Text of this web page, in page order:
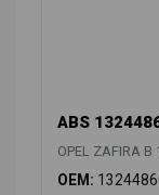
ABS
OPEL ZAFIRA B
OEM: